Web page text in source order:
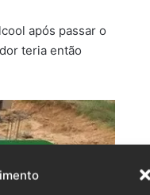
após passar o
teria então